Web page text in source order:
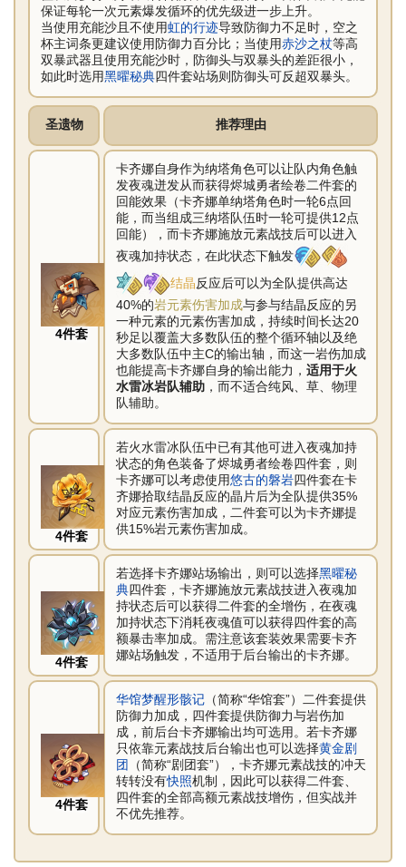
保证每轮一次元素爆发循环的优先级进一步上升。
当使用充能沙且不使用虹的行迹导致防御力不足时，空之
杯主词条更建议使用防御力百分比；当使用赤沙之杖等高
双暴武器且使用充能沙时，防御头与双暴头的差距很小，
如此时选用黑曜秘典四件套站场则防御头可反超双暴头。
圣遗物 推荐理由
4件套
卡齐娜自身作为纳塔角色可以让队内角色触
发夜魂迸发从而获得烬城勇者绘卷二件套的
回能效果（卡齐娜单纳塔角色时一轮6点回
能，而当组成三纳塔队伍时一轮可提供12点
回能），而卡齐娜施放元素战技后可以进入
夜魂加持状态，在此状态下触发
结晶反应后可以为全队提供高达
40%的岩元素伤害加成与参与结晶反应的另
一种元素的元素伤害加成，持续时间长达20
秒足以覆盖大多数队伍的整个循环轴以及绝
大多数队伍中主C的输出轴，而这一岩伤加成
也能提高卡齐娜自身的输出能力， 适用于火
水雷冰岩队辅助，而不适合纯风、草、物理
队辅助。
4件套
若火水雷冰队伍中已有其他可进入夜魂加持
状态的角色装备了烬城勇者绘卷四件套，则
卡齐娜可以考虑使用悠古的磐岩四件套在卡
齐娜拾取结晶反应的晶片后为全队提供35%
对应元素伤害加成，二件套可以为卡齐娜提
供15%岩元素伤害加成。
4件套
若选择卡齐娜站场输出，则可以选择黑曜秘
典四件套，卡齐娜施放元素战技进入夜魂加
持状态后可以获得二件套的全增伤，在夜魂
加持状态下消耗夜魂值可以获得四件套的高
额暴击率加成。需注意该套装效果需要卡齐
娜站场触发，不适用于后台输出的卡齐娜。
4件套
华馆梦醒形骸记（简称“华馆套”）二件套提供
防御力加成，四件套提供防御力与岩伤加
成，前后台卡齐娜输出均可选用。若卡齐娜
只依靠元素战技后台输出也可以选择黄金剧
团 （简称“剧团套”），卡齐娜元素战技的冲天
转转没有快照机制，因此可以获得二件套、
四件套的全部高额元素战技增伤，但实战并
不优先推荐。